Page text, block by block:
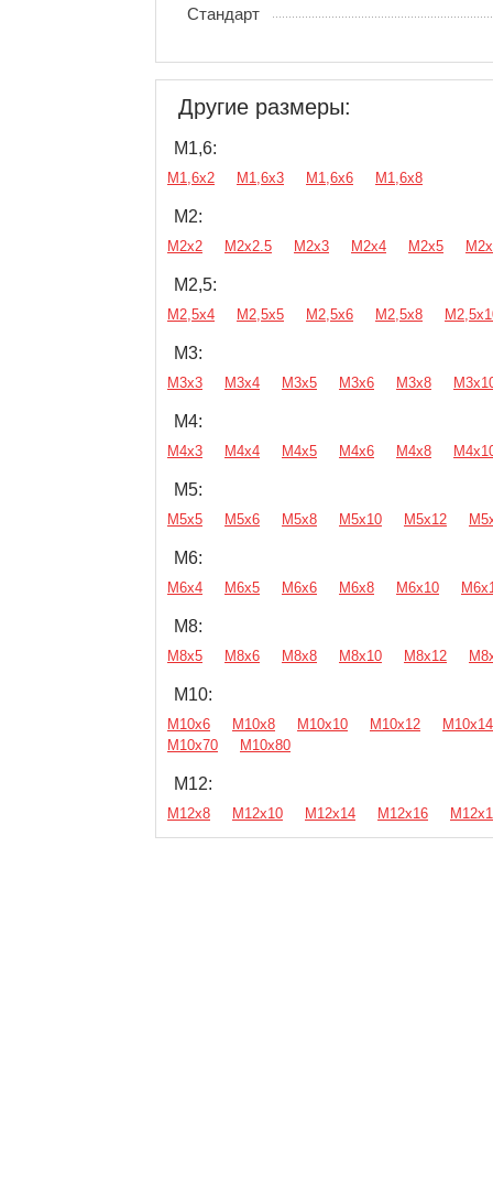
Стандарт
Другие размеры:
М1,6:
М1,6х2 М1,6х3 М1,6х6 М1,6х8
М2:
М2х2 М2х2.5 М2х3 М2х4 М2х5
М2,5:
М2,5х4 М2,5х5 М2,5х6 М2,5х8
М3:
М3х3 М3х4 М3х5 М3х6 М3х8
М4:
М4х3 М4х4 М4х5 М4х6 М4х8
М5:
М5х5 М5х6 М5х8 М5х10 М5х12
М6:
М6х4 М6х5 М6х6 М6х8 М6х10
М8:
М8х5 М8х6 М8х8 М8х10 М8х12
М10:
М10х6 М10х8 М10х10 М10х12
М10х14
М10х70
М10х80
М12:
М12х8 М12х10 М12х14 М12х16